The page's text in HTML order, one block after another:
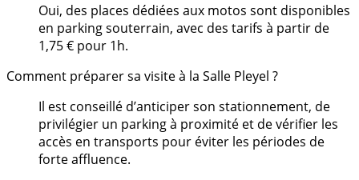
Oui, des places dédiées aux motos sont disponibles
en parking souterrain, avec des tarifs à partir de
1,75 € pour 1h.
Comment préparer sa visite à la Salle Pleyel ?
Il est conseillé d’anticiper son stationnement, de
privilégier un parking à proximité et de vérifier les
accès en transports pour éviter les périodes de
forte affluence.